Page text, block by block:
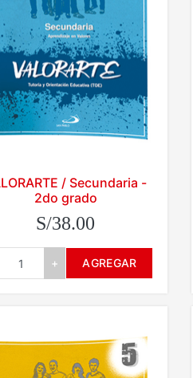
/ Secundaria -
2do grado
S/38.00
+ AGREGAR